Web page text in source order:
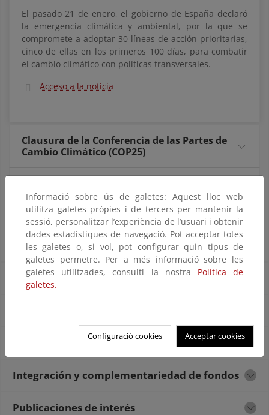
El pasado 21 de enero, el gobierno de España declaró
la emergencia climática y ambiental, por la que se
compromete a adoptar 30 líneas de acción prioritarias,
cinco de ellas en los primeros 100 días, para combatir
el cambio climático con políticas transversales.
Acceso a la noticia
Clausura de la Conferencia de las Partes de
Cambio Climático (COP25)
Verde Europeo
Borrador actualizado del Plan Nacional
Integrado de Energía y Clima 2021-2030
Actualidad Fondos UE
Buenas prácticas y otros casos de éxito
Integración y complementariedad de fondos
Publicaciones de interés
Informació sobre ús de galetes: Aquest lloc web
utilitza galetes pròpies i de tercers per mantenir la
sessió, personalitzar l’experiència de l’usuari i obtenir
dades estadístiques de navegació. Pot acceptar totes
les galetes o, si vol, pot configurar quin tipus de
galetes permetre. Per a més informació sobre les
galetes utilitzades, consulti la nostra Política de
galetes.
Configuració cookies Acceptar cookies